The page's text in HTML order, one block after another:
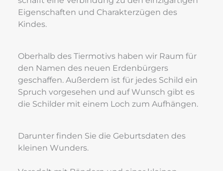
Eigenschaften und Charakterzügen des
Kindes.
Oberhalb des Tiermotivs haben wir Raum für
den Namen des neuen Erdenbürgers
geschaffen. Außerdem ist für jedes Schild ein
Spruch vorgesehen und auf Wunsch gibt es
die Schilder mit einem Loch zum Aufhängen.
Darunter finden Sie die Geburtsdaten des
kleinen Wunders.